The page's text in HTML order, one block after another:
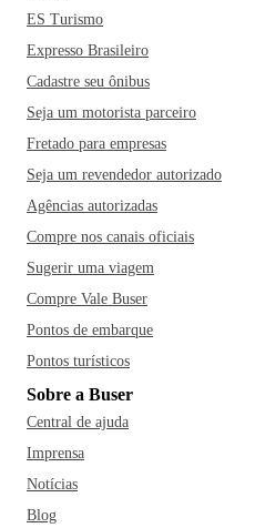
ES Turismo
Expresso Brasileiro
Cadastre seu ônibus
Seja um motorista parceiro
Fretado para empresas
Seja um revendedor autorizado
Agências autorizadas
Compre nos canais oficiais
Sugerir uma viagem
Compre Vale Buser
Pontos de embarque
Pontos turísticos
Sobre a Buser
Central de ajuda
Imprensa
Notícias
Blog